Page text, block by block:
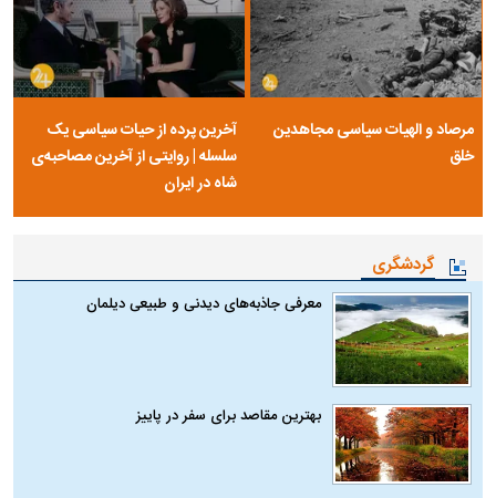
مرصاد و الهیات سیاسی مجاهدین
خلق
آخرین پرده از حیات سیاسی یک
سلسله | روایتی از آخرین مصاحبه‌ی
شاه در ایران
گردشگری
معرفی جاذبه‌های دیدنی و طبیعی دیلمان
بهترین مقاصد برای سفر در پاییز